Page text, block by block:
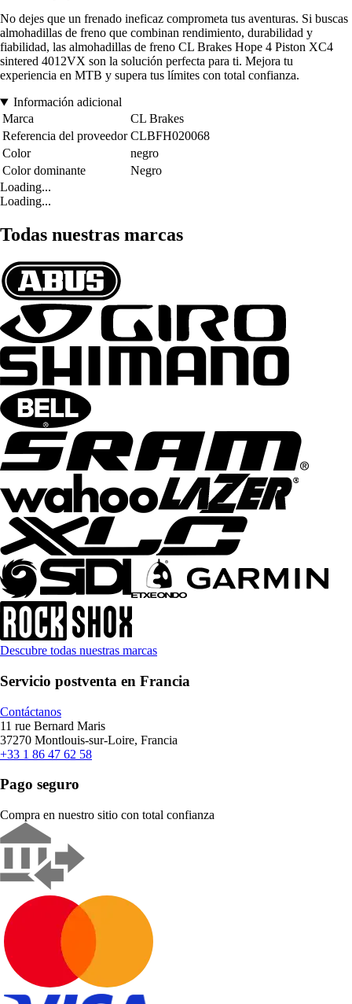
No dejes que un frenado ineficaz comprometa tus aventuras. Si buscas
almohadillas de freno que combinan rendimiento, durabilidad y
fiabilidad, las almohadillas de freno CL Brakes Hope 4 Piston XC4
sintered 4012VX son la solución perfecta para ti. Mejora tu
experiencia en MTB y supera tus límites con total confianza.
Información adicional
Marca
CL Brakes
Referencia del proveedor CLBFH020068
Color
negro
Color dominante
Negro
Loading...
Loading...
Todas nuestras marcas
Descubre todas nuestras marcas
Servicio postventa en Francia
Contáctanos
11 rue Bernard Maris
37270 Montlouis-sur-Loire, Francia
+33 1 86 47 62 58
Pago seguro
Compra en nuestro sitio con total confianza